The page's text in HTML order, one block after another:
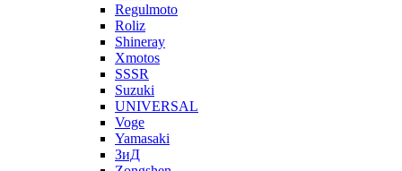
Regulmoto
Roliz
Shineray
Xmotos
SSSR
Suzuki
UNIVERSAL
Voge
Yamasaki
ЗиД